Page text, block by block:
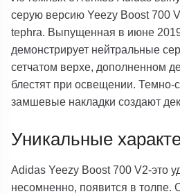
серую версию Yeezy Boost 700
tephra. Выпущенная в июне
демонстрирует нейтральные
сетчатом верхе, дополненном
блестят при освещении.
замшевые накладки создают
Уникальные
Adidas Yeezy Boost 700 V2-это
несомненно, появится в толпе.